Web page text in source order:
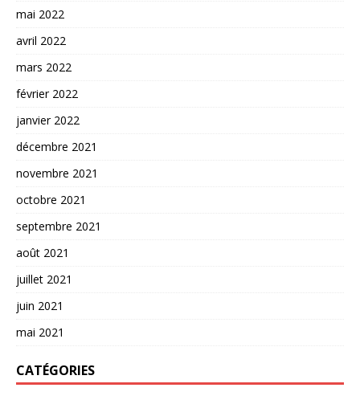
mai 2022
avril 2022
mars 2022
février 2022
janvier 2022
décembre 2021
novembre 2021
octobre 2021
septembre 2021
août 2021
juillet 2021
juin 2021
mai 2021
CATÉGORIES